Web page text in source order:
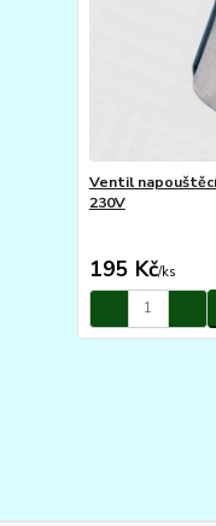
Ventil
230V
195 Kč/ks